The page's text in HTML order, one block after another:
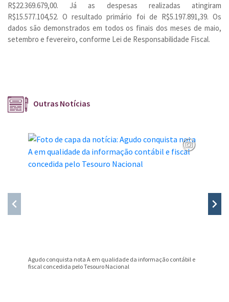
R$22.369.679,00. Já as despesas realizadas atingiram
R$15.577.104,52. O resultado primário foi de R$5.197.891,39. Os
dados são demonstrados em todos os finais dos meses de maio,
setembro e fevereiro, conforme Lei de Responsabilidade Fiscal.
Outras Notícias
Agudo conquista nota A em qualidade da informação contábil e
fiscal concedida pelo Tesouro Nacional